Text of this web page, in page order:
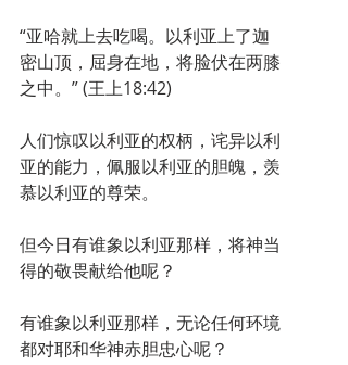
“亚哈就上去吃喝。以利亚上了迦
密山顶，屈身在地，将脸伏在两膝
之中。” (王上18:42)
人们惊叹以利亚的权柄，诧异以利
亚的能力，佩服以利亚的胆魄，羡
慕以利亚的尊荣。
但今日有谁象以利亚那样，将神当
得的敬畏献给他呢？
有谁象以利亚那样，无论任何环境
都对耶和华神赤胆忠心呢？